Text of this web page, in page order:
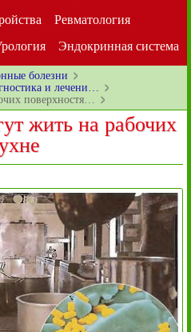
Ревматология
Эндокринная система
болезни
и лечени…
поверхностя…
жить на рабочих